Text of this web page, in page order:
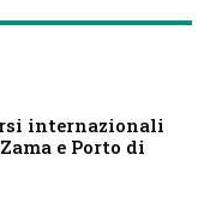
internazionali
e Porto di